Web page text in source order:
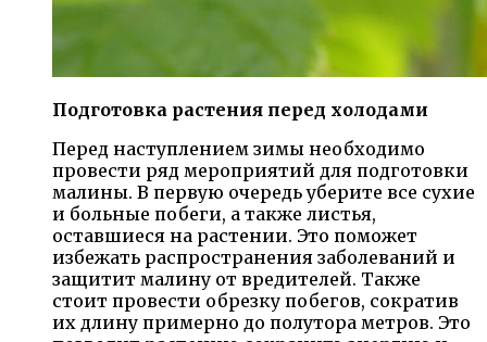
Подготовка растения перед холодами
Перед наступлением зимы необходимо
провести ряд мероприятий для подготовки
малины. В первую очередь уберите все сухие
и больные побеги, а также листья,
оставшиеся на растении. Это поможет
избежать распространения заболеваний и
защитит малину от вредителей. Также
стоит провести обрезку побегов, сократив
их длину примерно до полутора метров. Это